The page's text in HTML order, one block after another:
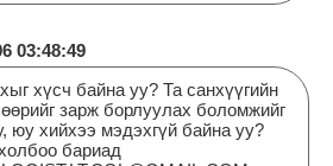
03:48:49
хүсч байна уу? Та санхүүгийн
зарж борлуулах боломжийг
юу хийхээ мэдэхгүй байна уу?
бариад